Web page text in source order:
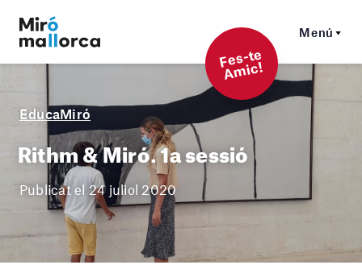
Menú
F
es-t
e
A
mi
c!
EducaMiró
Rithm & Miró. 1a sessió
Publicat el 24 juliol 2020